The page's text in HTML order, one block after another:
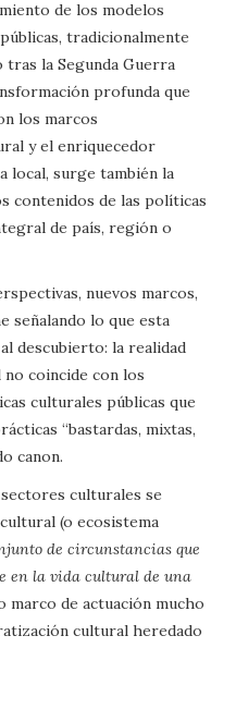
de los modelos
tradicionalmente
tras la Segunda Guerra
profunda que
los marcos
y el enriquecedor
local, surge también la
contenidos de las políticas
de país, región o
nuevos marcos,
señalando lo que esta
descubierto: la realidad
coincide con los
culturales públicas que
“bastardas, mixtas,
canon.
culturales se
(o ecosistema
de circunstancias que
en la vida cultural de una
marco de actuación mucho
cultural heredado